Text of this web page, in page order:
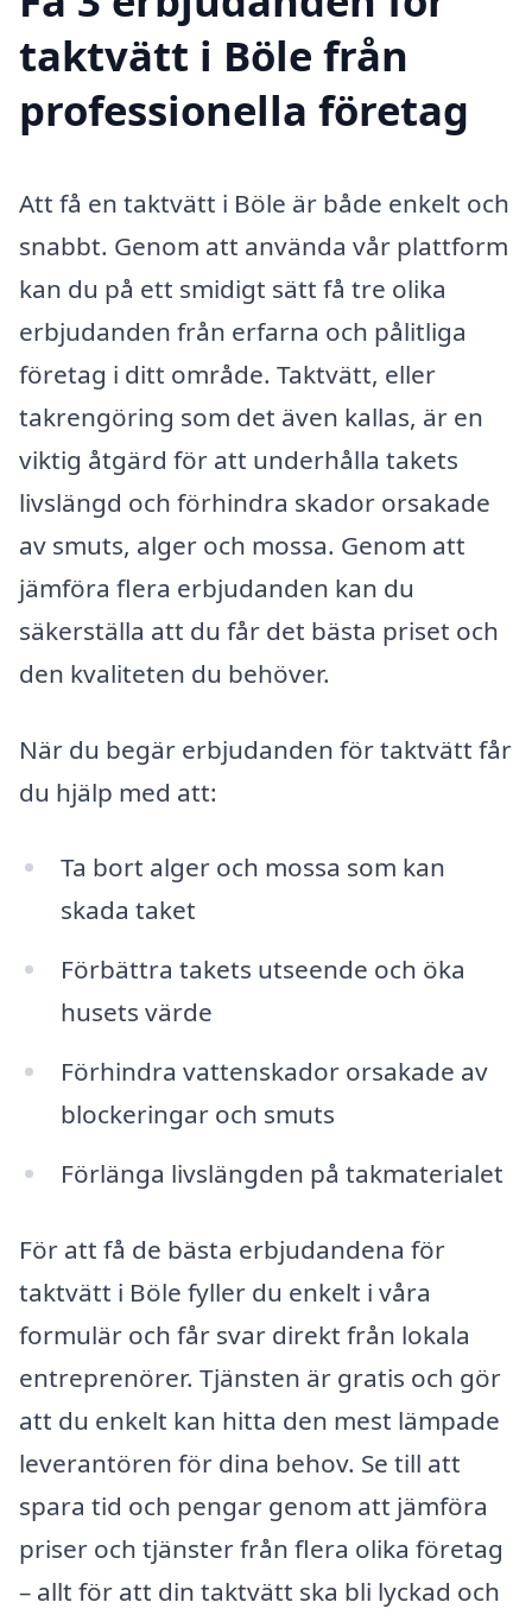
taktvätt i Böle från
professionella företag
Att få en taktvätt i Böle är både enkelt och
snabbt. Genom att använda vår plattform
kan du på ett smidigt sätt få tre olika
erbjudanden från erfarna och pålitliga
företag i ditt område. Taktvätt, eller
takrengöring som det även kallas, är en
viktig åtgärd för att underhålla takets
livslängd och förhindra skador orsakade
av smuts, alger och mossa. Genom att
jämföra flera erbjudanden kan du
säkerställa att du får det bästa priset och
den kvaliteten du behöver.
När du begär erbjudanden för taktvätt får
du hjälp med att:
Ta bort alger och mossa som kan
skada taket
Förbättra takets utseende och öka
husets värde
Förhindra vattenskador orsakade av
blockeringar och smuts
Förlänga livslängden på takmaterialet
För att få de bästa erbjudandena för
taktvätt i Böle fyller du enkelt i våra
formulär och får svar direkt från lokala
entreprenörer. Tjänsten är gratis och gör
att du enkelt kan hitta den mest lämpade
leverantören för dina behov. Se till att
spara tid och pengar genom att jämföra
priser och tjänster från flera olika företag
– allt för att din taktvätt ska bli lyckad och